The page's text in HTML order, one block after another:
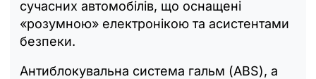
сучасних автомобілів, що оснащені
«розумною» електронікою та асистентами
безпеки.
Антиблокувальна система гальм (ABS), а